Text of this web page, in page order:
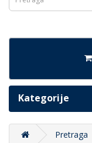
Kategorije
Pretraga